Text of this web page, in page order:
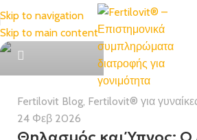
Skip to navigation
Skip to main content
Health Team
Fertilovit Blog, Fertilovit® για
24 Φεβ 2026